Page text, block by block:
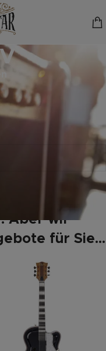
mit „DA16/V“
die deiner Auswahl
Ihrem
Aber wir
für Sie...